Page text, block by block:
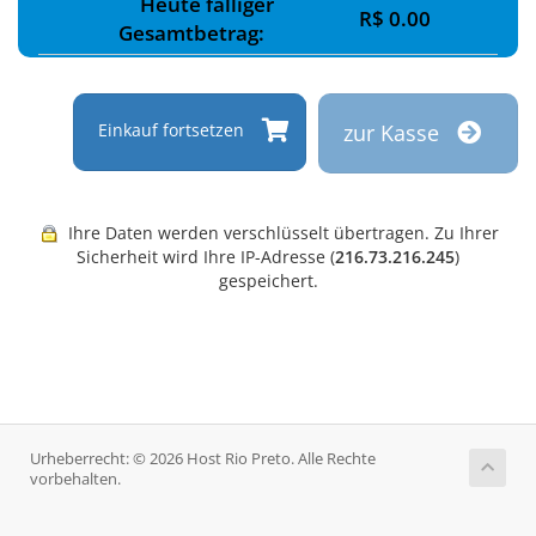
Gesamtbetrag:
R$ 0.00
zur Kasse
Einkauf fortsetzen
Ihre Daten werden verschlüsselt übertragen. Zu Ihrer
Sicherheit wird Ihre IP-Adresse (216.73.216.245)
gespeichert.
Urheberrecht: © 2026 Host Rio Preto. Alle Rechte
vorbehalten.